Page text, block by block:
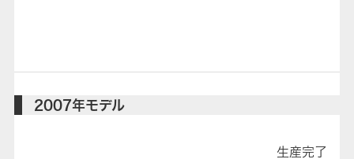
2007年モデル
生産完了